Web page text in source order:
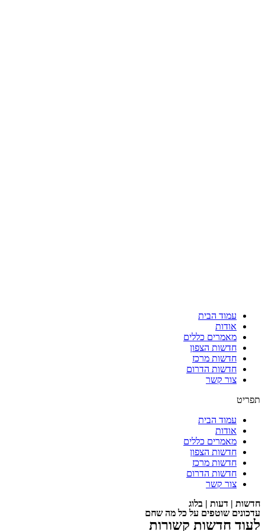
עמוד הבית
אודות
מאמרים כללים
חדשות הצפון
חדשות מרכז
חדשות הדרום
צור קשר
תפריט
עמוד הבית
אודות
מאמרים כללים
חדשות הצפון
חדשות מרכז
חדשות הדרום
צור קשר
חדשות | דעות | בלוג
עדכונים שוטפים על כל מה שחם
לעוד חדשות קשורות